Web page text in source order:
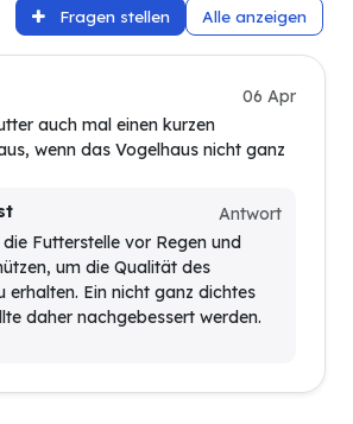
Fragen stellen Alle anzeigen
06 Apr
auch mal einen kurzen
wenn das Vogelhaus nicht ganz
Antwort
Futterstelle vor Regen und
um die Qualität des
erhalten. Ein nicht ganz dichtes
daher nachgebessert werden.